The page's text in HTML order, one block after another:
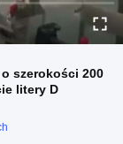
szerokości 200
litery D